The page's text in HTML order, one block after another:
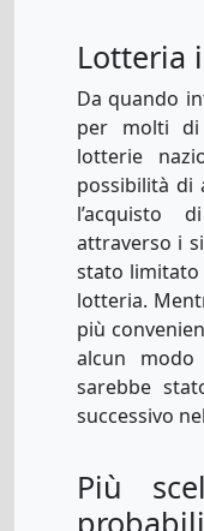
Lotteria
Da quando
per molti
lotterie
possibilità di
l’acquisto
attraverso i
stato limitato
lotteria.
più
alcun
sarebbe
successivo
Più